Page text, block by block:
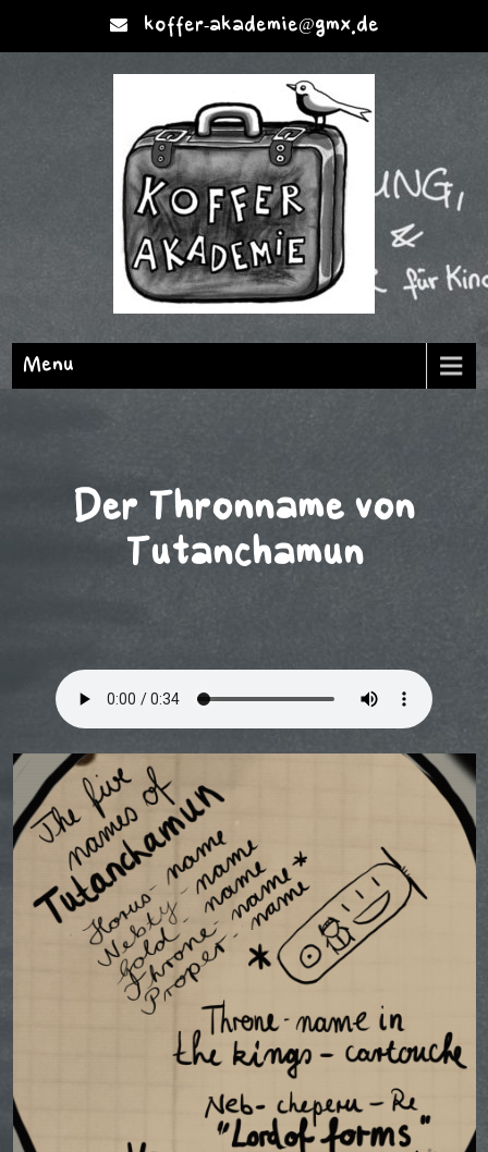
koffer-akademie@gmx.de
Menu
Der Thronname von
Tutanchamun